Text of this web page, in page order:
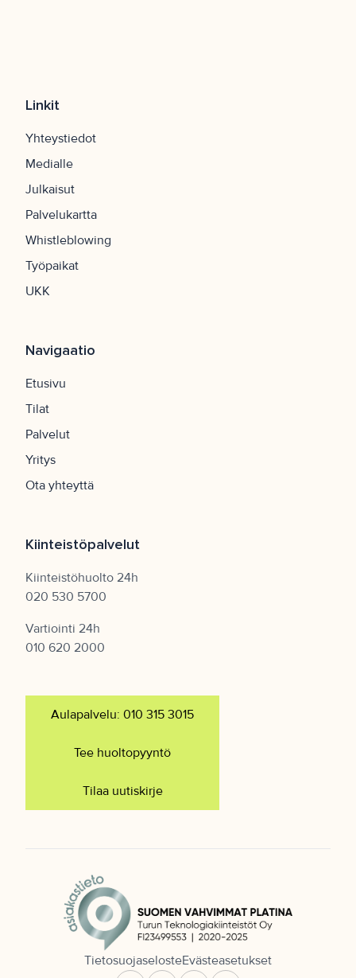
Linkit
Yhteystiedot
Medialle
Julkaisut
Palvelukartta
Whistleblowing
Työpaikat
UKK
Navigaatio
Etusivu
Tilat
Palvelut
Yritys
Ota yhteyttä
Kiinteistöpalvelut
Kiinteistöhuolto 24h
020 530 5700
Vartiointi 24h
010 620 2000
Aulapalvelu: 010 315 3015
Tee huoltopyyntö
Tilaa uutiskirje
TietosuojaselosteEvästeasetukset